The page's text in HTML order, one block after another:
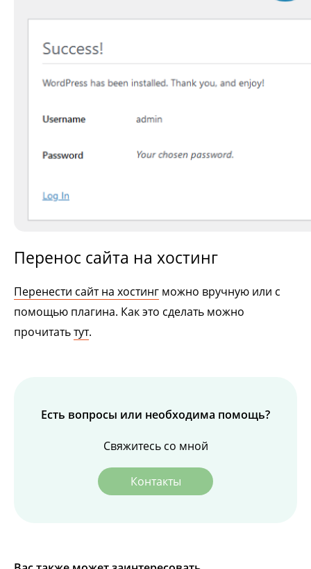
Перенос сайта на хостинг
Перенести сайт на хостинг можно вручную или с
помощью плагина. Как это сделать можно
прочитатьтут.
Есть вопросы или необходима помощь?
Свяжитесь со мной
Контакты